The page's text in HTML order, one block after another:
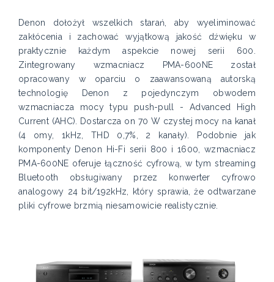
Denon dołożył wszelkich starań, aby wyeliminować
zakłócenia i zachować wyjątkową jakość dźwięku w
praktycznie każdym aspekcie nowej serii 600.
Zintegrowany wzmacniacz PMA-600NE został
opracowany w oparciu o zaawansowaną autorską
technologię Denon z pojedynczym obwodem
wzmacniacza mocy typu push-pull - Advanced High
Current (AHC). Dostarcza on 70 W czystej mocy na kanał
(4 omy, 1kHz, THD 0,7%, 2 kanały). Podobnie jak
komponenty Denon Hi-Fi serii 800 i 1600, wzmacniacz
PMA-600NE oferuje łączność cyfrową, w tym streaming
Bluetooth obsługiwany przez konwerter cyfrowo
analogowy 24 bit/192kHz, który sprawia, że odtwarzane
pliki cyfrowe brzmią niesamowicie realistycznie.